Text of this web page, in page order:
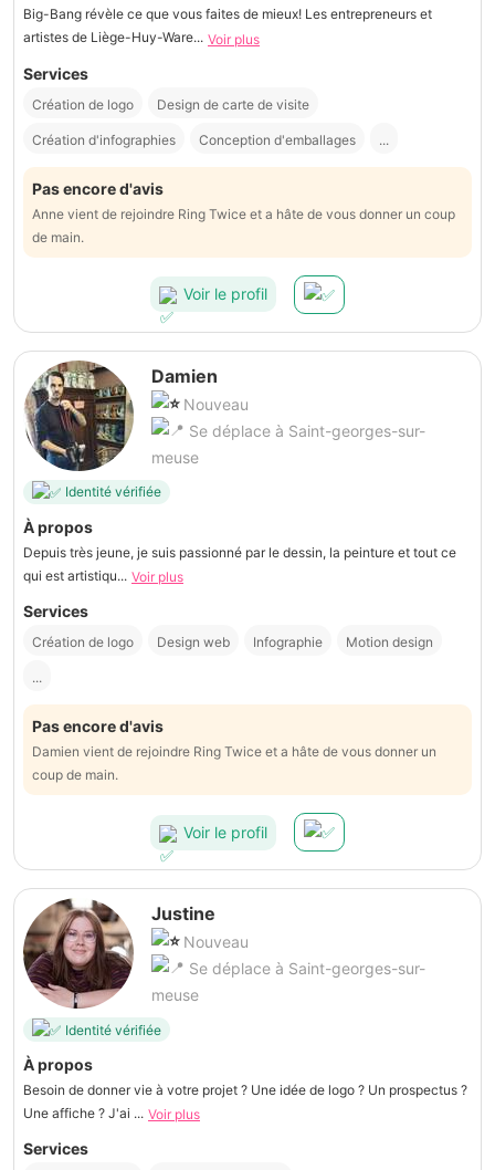
Big-Bang révèle ce que vous faites de mieux! Les entrepreneurs et
artistes de Liège-Huy-Ware... Voir plus
Services
Création de logo Design de carte de visite
Création d'infographies Conception d'emballages ...
Pas encore d'avis
Anne vient de rejoindre Ring Twice et a hâte de vous donner un coup
de main.
Voir le profil
Damien
Nouveau
Se déplace à Saint-georges-sur-
meuse
Identité vérifiée
À propos
Depuis très jeune, je suis passionné par le dessin, la peinture et tout ce
qui est artistiqu... Voir plus
Services
Création de logo Design web Infographie Motion design
...
Pas encore d'avis
Damien vient de rejoindre Ring Twice et a hâte de vous donner un
coup de main.
Voir le profil
Justine
Nouveau
Se déplace à Saint-georges-sur-
meuse
Identité vérifiée
À propos
Besoin de donner vie à votre projet ? Une idée de logo ? Un prospectus ?
Une affiche ? J'ai ... Voir plus
Services